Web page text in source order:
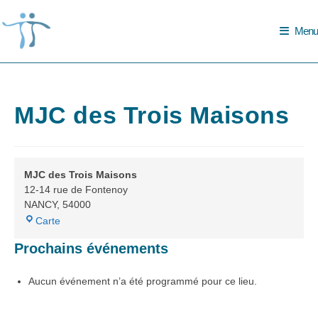
to
content
Menu
MJC des Trois Maisons
MJC des Trois Maisons
12-14 rue de Fontenoy
NANCY, 54000
Carte
Trois
Prochains événements
Aucun événement n’a été programmé pour ce lieu.